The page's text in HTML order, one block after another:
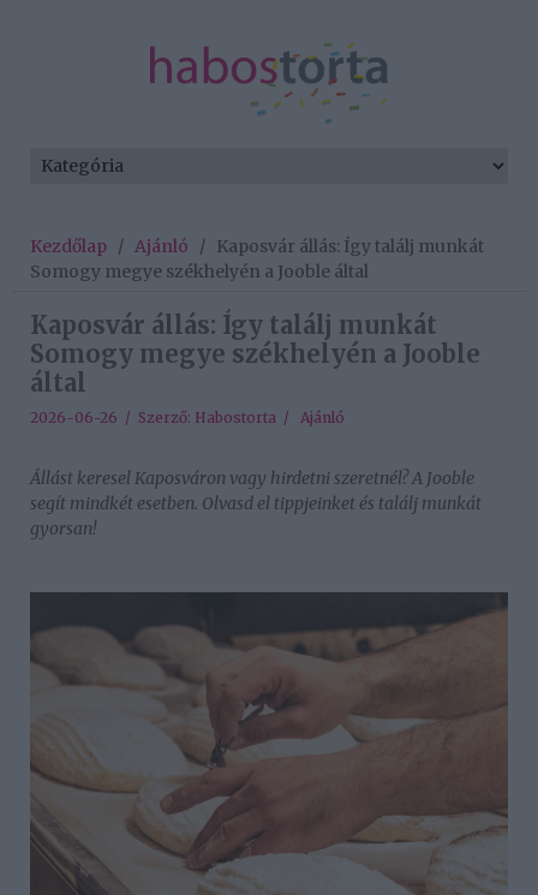
Kezdőlap / Ajánló / Kaposvár állás: Így találj munkát
Somogy megye székhelyén a Jooble által
Kaposvár állás: Így találj munkát
Somogy megye székhelyén a Jooble
által
2026-06-26 / Szerző: Habostorta / Ajánló
Állást keresel Kaposváron vagy hirdetni szeretnél? A Jooble
segít mindkét esetben. Olvasd el tippjeinket és találj munkát
gyorsan!